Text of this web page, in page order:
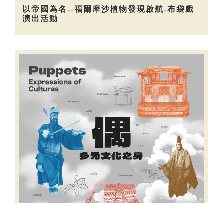
以帝國為名--福爾摩沙植物發現啟航-布袋戲
演出活動